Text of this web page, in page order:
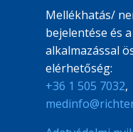
Mellékhatás/
bejelentése és
alkalmazással
elérhetőség:
+36 1 505 7032,